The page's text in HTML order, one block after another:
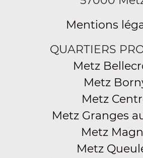
Mentions
QUARTIERS
Metz
Metz
Metz
Metz Granges
Metz
Metz